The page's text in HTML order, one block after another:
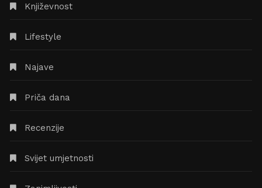
Književnost
Lifestyle
Najave
Priča dana
Recenzije
Svijet umjetnosti